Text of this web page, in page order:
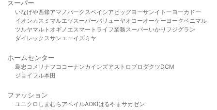
スーパー
いなげや西條アマノパークスベイシア ビッグヨーサンイトーヨーカドー
イオンカスミ マルエツ スーパーバリューヤオコーオーケー ヨークベニマル
ツルヤマルト オギノ エスマート ライフ業務スーパーいかり フジグラン
ダイレックスサンエーイズミヤ
ホームセンター
島忠 コメリ ナフコ コーナンカインズアストロプロダクツDCM
ジョイフル本田
ファッション
ユニクロ しまむら アベイルAOKIはるやま サカゼン